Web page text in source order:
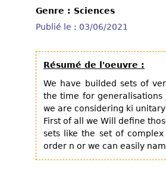
Genre : Sciences
Publié le : 03/06/2021
Résumé de l'oeuvre :
We have builded sets of
the time for
we are considering ki
First of all we Will define
sets like the set of
order n or we can easily